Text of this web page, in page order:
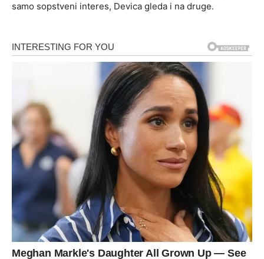
samo sopstveni interes, Devica gleda i na druge.